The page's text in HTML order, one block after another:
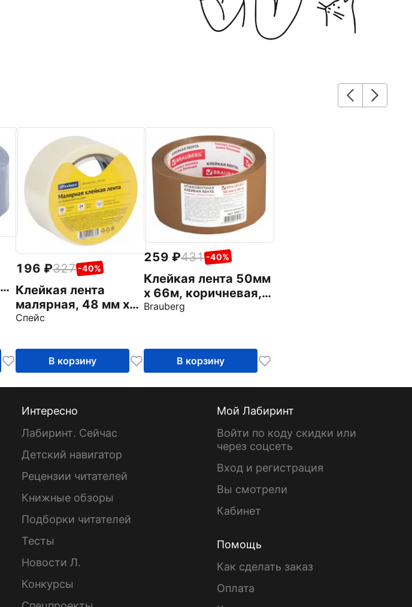
196 327 -40%
Клейкая лента
малярная, 48 мм х
24 м
Спейс
В корзину
259 431 -40%
Клейкая лента 50мм
х 66м, коричневая,
50мкм (440113)
Brauberg
В корзину
Интересно
Лабиринт. Сейчас
Детский навигатор
Рецензии читателей
Книжные обзоры
Подборки читателей
Тесты
Новости Л.
Конкурсы
Мой Лабиринт
Войти по коду скидки или
через соцсеть
Вход и регистрация
Вы смотрели
Кабинет
Помощь
Как сделать заказ
Оплата